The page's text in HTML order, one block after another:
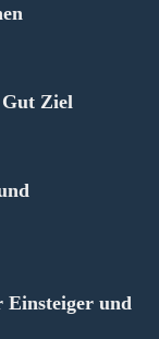
Gut Ziel
Einsteiger und